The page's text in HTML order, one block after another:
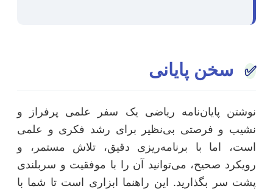
✅ سخن پایانی
نوشتن پایان‌نامه ریاضی یک سفر علمی پرفراز و
نشیب و فرصتی بی‌نظیر برای رشد فکری و علمی
است، اما با برنامه‌ریزی دقیق، تلاش مستمر، و
رویکرد صحیح، می‌توانید آن را با موفقیت و سربلندی
پشت سر بگذارید. این راهنما ابزاری است تا شما با